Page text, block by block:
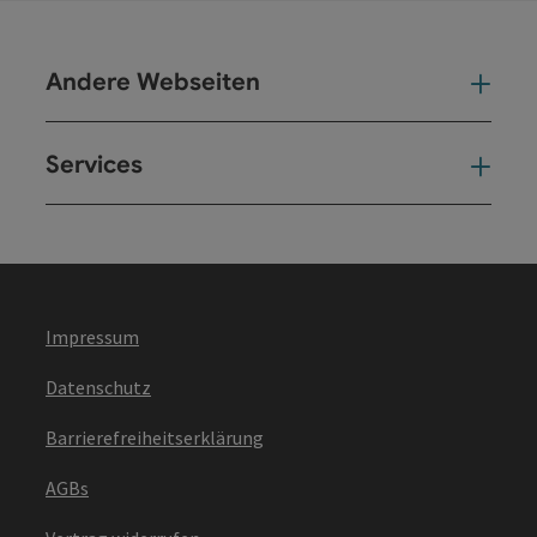
Andere Webseiten
Services
Impressum
Datenschutz
Barrierefreiheitserklärung
AGBs